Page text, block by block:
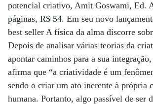
potencial criativo, Amit Goswami, Ed.
páginas, R$ 54. Em seu novo
best seller A física da alma discorre
Depois de analisar várias teorias da
apontar caminhos para a sua
afirma que “a criatividade é um
sendo o criar um ato inerente à própria
humana. Portanto, algo passível de ser